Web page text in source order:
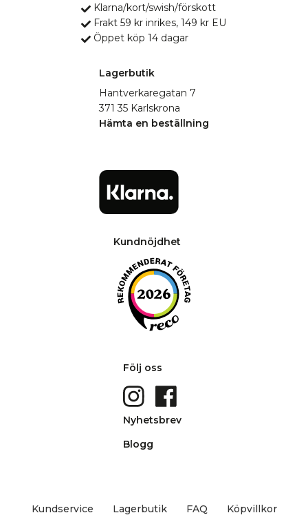
Klarna/kort/swish/förskott
Frakt 59 kr inrikes, 149 kr EU
Öppet köp 14 dagar
Lagerbutik
Hantverkaregatan 7
371 35 Karlskrona
Hämta en beställning
Kundnöjdhet
Följ oss
Nyhetsbrev
Blogg
Kundservice Lagerbutik FAQ Köpvillkor